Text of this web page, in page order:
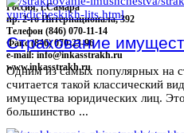
Россия, г.Самара
пр. 2-го Интернационала, 392
Телефон (846) 070-11-14
Факс (846) 070-23-96
e-mail: info@inkasstrakh.ru
www.inkasstrakh.ru
Страхование
Одним из самых популярных на
считается такой классический
имущества юридических лиц.
большинство ...